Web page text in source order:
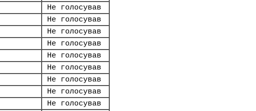
Не голосував
Не голосував
Не голосував
Не голосував
Не голосував
Не голосував
Не голосував
Не голосував
Не голосував